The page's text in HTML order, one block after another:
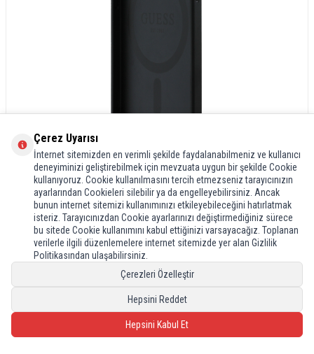
Çerez Uyarısı
İnternet sitemizden en verimli şekilde faydalanabilmeniz ve kullanıcı
deneyiminizi geliştirebilmek için mevzuata uygun bir şekilde Cookie
kullanıyoruz. Cookie kullanılmasını tercih etmezseniz tarayıcınızın
ayarlarından Cookieleri silebilir ya da engelleyebilirsiniz. Ancak
bunun internet sitemizi kullanımınızı etkileyebileceğini hatırlatmak
isteriz. Tarayıcınızdan Cookie ayarlarınızı değiştirmediğiniz sürece
bu sitede Cookie kullanımını kabul ettiğinizi varsayacağız. Toplanan
verilerle ilgili düzenlemelere internet sitemizde yer alan Gizlilik
Politikasından ulaşabilirsiniz.
Çerezleri Özelleştir
Hepsini Reddet
Hepsini Kabul Et